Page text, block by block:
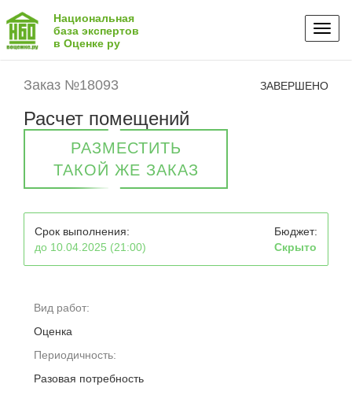
Национальная
база экспертов
в Оценке ру
Заказ №18093 ЗАВЕРШЕНО
Расчет помещений
РАЗМЕСТИТЬ
ТАКОЙ ЖЕ ЗАКАЗ
Срок выполнения:
до 10.04.2025 (21:00)
Бюджет:
Скрыто
Вид работ:
Оценка
Периодичность:
Разовая потребность